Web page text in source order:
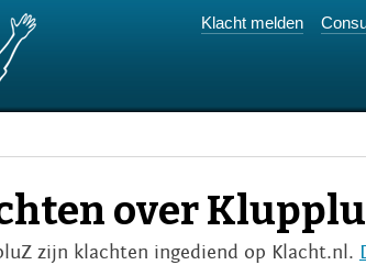
Klacht melden
over
zijn klachten ingediend op Klacht.nl.